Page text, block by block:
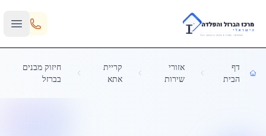
Skip to main content
דף
הבית
אזורי
שירות
קריית
אתא
חיזוק מבנים
בברזל